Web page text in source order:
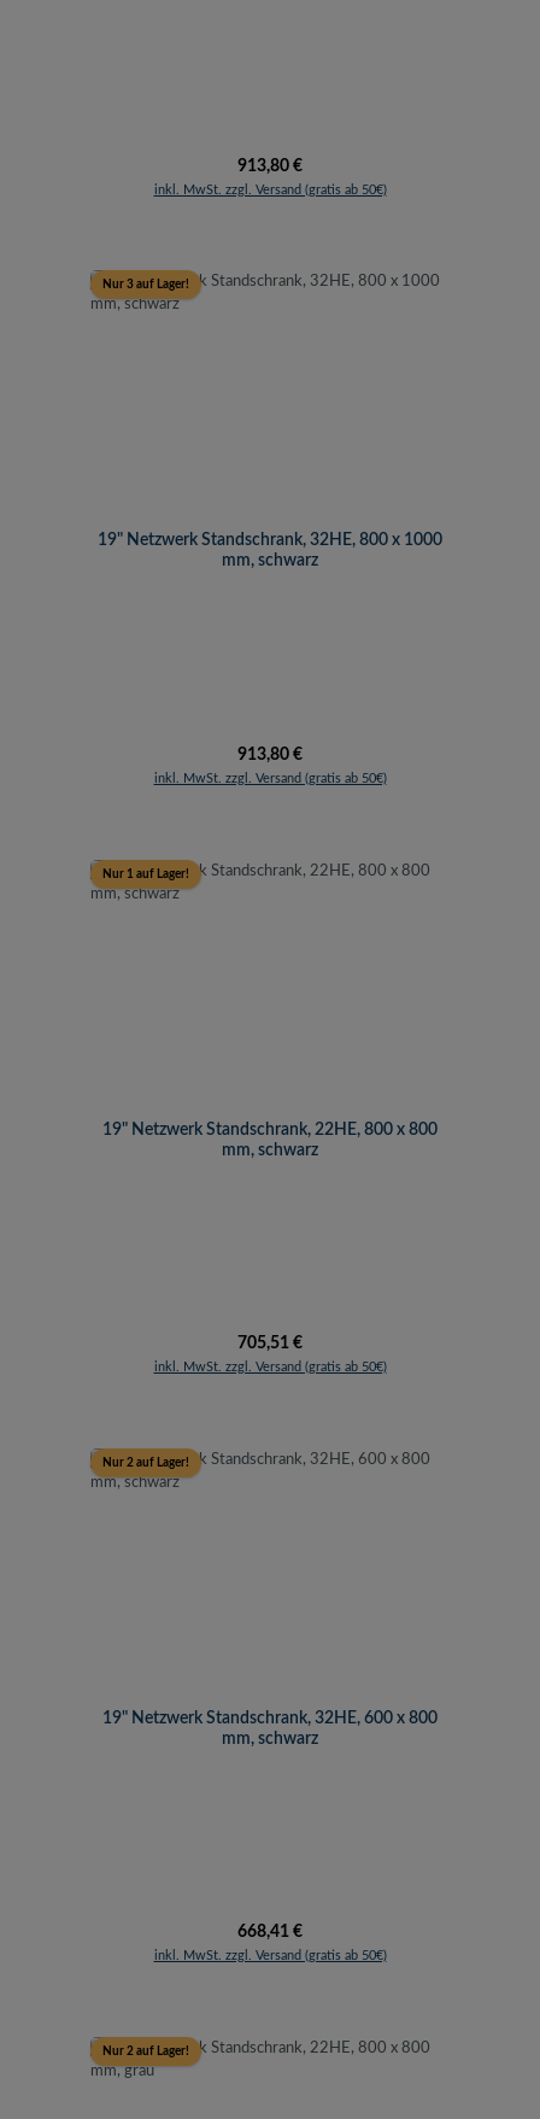
Regulärer Preis:
913,80 €
inkl. MwSt. zzgl. Versand (gratis ab 50€)
Nur 3 auf Lager!
19" Netzwerk Standschrank, 32HE, 800 x 1000
mm, schwarz
Regulärer Preis:
913,80 €
inkl. MwSt. zzgl. Versand (gratis ab 50€)
Nur 1 auf Lager!
19" Netzwerk Standschrank, 22HE, 800 x 800
mm, schwarz
Regulärer Preis:
705,51 €
inkl. MwSt. zzgl. Versand (gratis ab 50€)
Nur 2 auf Lager!
19" Netzwerk Standschrank, 32HE, 600 x 800
mm, schwarz
Regulärer Preis:
668,41 €
inkl. MwSt. zzgl. Versand (gratis ab 50€)
Nur 2 auf Lager!